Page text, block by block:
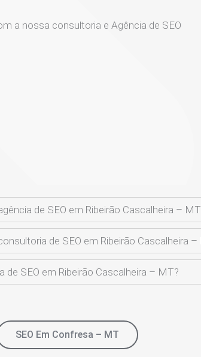
a nossa consultoria e Agência de SEO
de SEO em Ribeirão Cascalheira –
de SEO em Ribeirão Cascalheira –
de SEO em Ribeirão Cascalheira – MT?
SEO Em Confresa – MT